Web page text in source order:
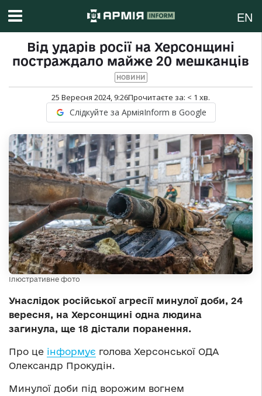
EN
Від ударів росії на Херсонщині
постраждало майже 20 мешканців
НОВИНИ
25 Вересня 2024, 9:26Прочитаєте за: < 1 хв.
Слідкуйте за АрміяInform в Google
Ілюстративне фото
Унаслідок російської агресії минулої доби, 24
вересня, на Херсонщині одна людина
загинула, ще 18 дістали поранення.
Про це інформує голова Херсонської ОДА
Олександр Прокудін.
Минулої доби під ворожим вогнем